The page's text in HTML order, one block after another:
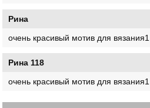
Рина
очень красивый мотив для вязания1
Рина 118
очень красивый мотив для вязания1